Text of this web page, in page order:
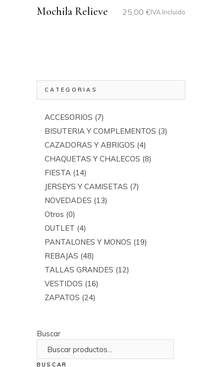
Mochila Relieve 25,00 €IVA Incluido
CATEGORIAS
ACCESORIOS (7)
BISUTERIA Y COMPLEMENTOS (3)
CAZADORAS Y ABRIGOS (4)
CHAQUETAS Y CHALECOS (8)
FIESTA (14)
JERSEYS Y CAMISETAS (7)
NOVEDADES (13)
Otros (0)
OUTLET (4)
PANTALONES Y MONOS (19)
REBAJAS (48)
TALLAS GRANDES (12)
VESTIDOS (16)
ZAPATOS (24)
Buscar
BUSCAR